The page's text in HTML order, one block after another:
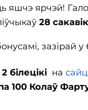
яшчэ ярчэй!
28
зазірай у
2 білецікі на
100 Колаў